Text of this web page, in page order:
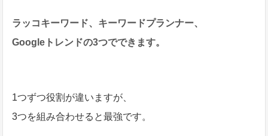
ラッコキーワード、キーワードプランナー、
Googleトレンドの3つでできます。
1つずつ役割が違いますが、
3つを組み合わせると最強です。